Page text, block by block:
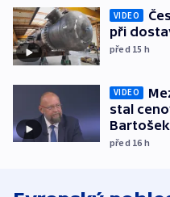
VIDEO
při
před 15 h
VIDEO
stal
Bartošek
před 16 h